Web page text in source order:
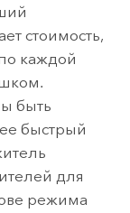
стоимость,
каждой
быть
быстрый
для
режима